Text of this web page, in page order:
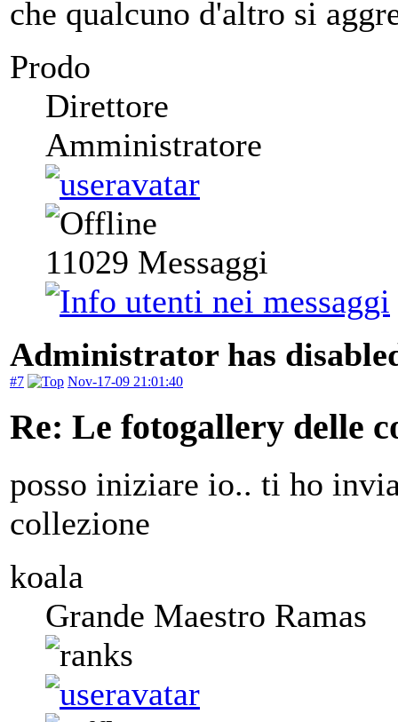
che qualcuno d'altro si
Prodo
Direttore
Amministratore
11029 Messaggi
Administrator has
#7 Nov-17-09 21:01:40
Re: Le fotogallery delle
posso iniziare io.. ti ho
collezione
koala
Grande Maestro Ramas